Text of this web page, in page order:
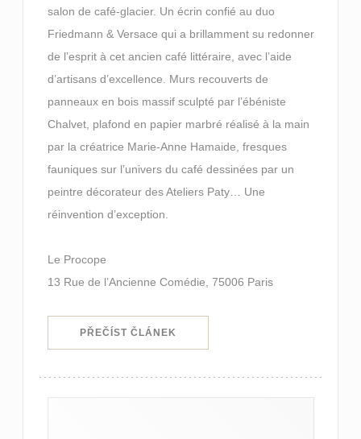
salon de café-glacier. Un écrin confié au duo
Friedmann & Versace qui a brillamment su redonner
de l’esprit à cet ancien café littéraire, avec l’aide
d’artisans d’excellence. Murs recouverts de
panneaux en bois massif sculpté par l’ébéniste
Chalvet, plafond en papier marbré réalisé à la main
par la créatrice Marie-Anne Hamaide, fresques
fauniques sur l’univers du café dessinées par un
peintre décorateur des Ateliers Paty… Une
réinvention d’exception.
Le Procope
13 Rue de l’Ancienne Comédie, 75006 Paris
PŘEČÍST ČLÁNEK